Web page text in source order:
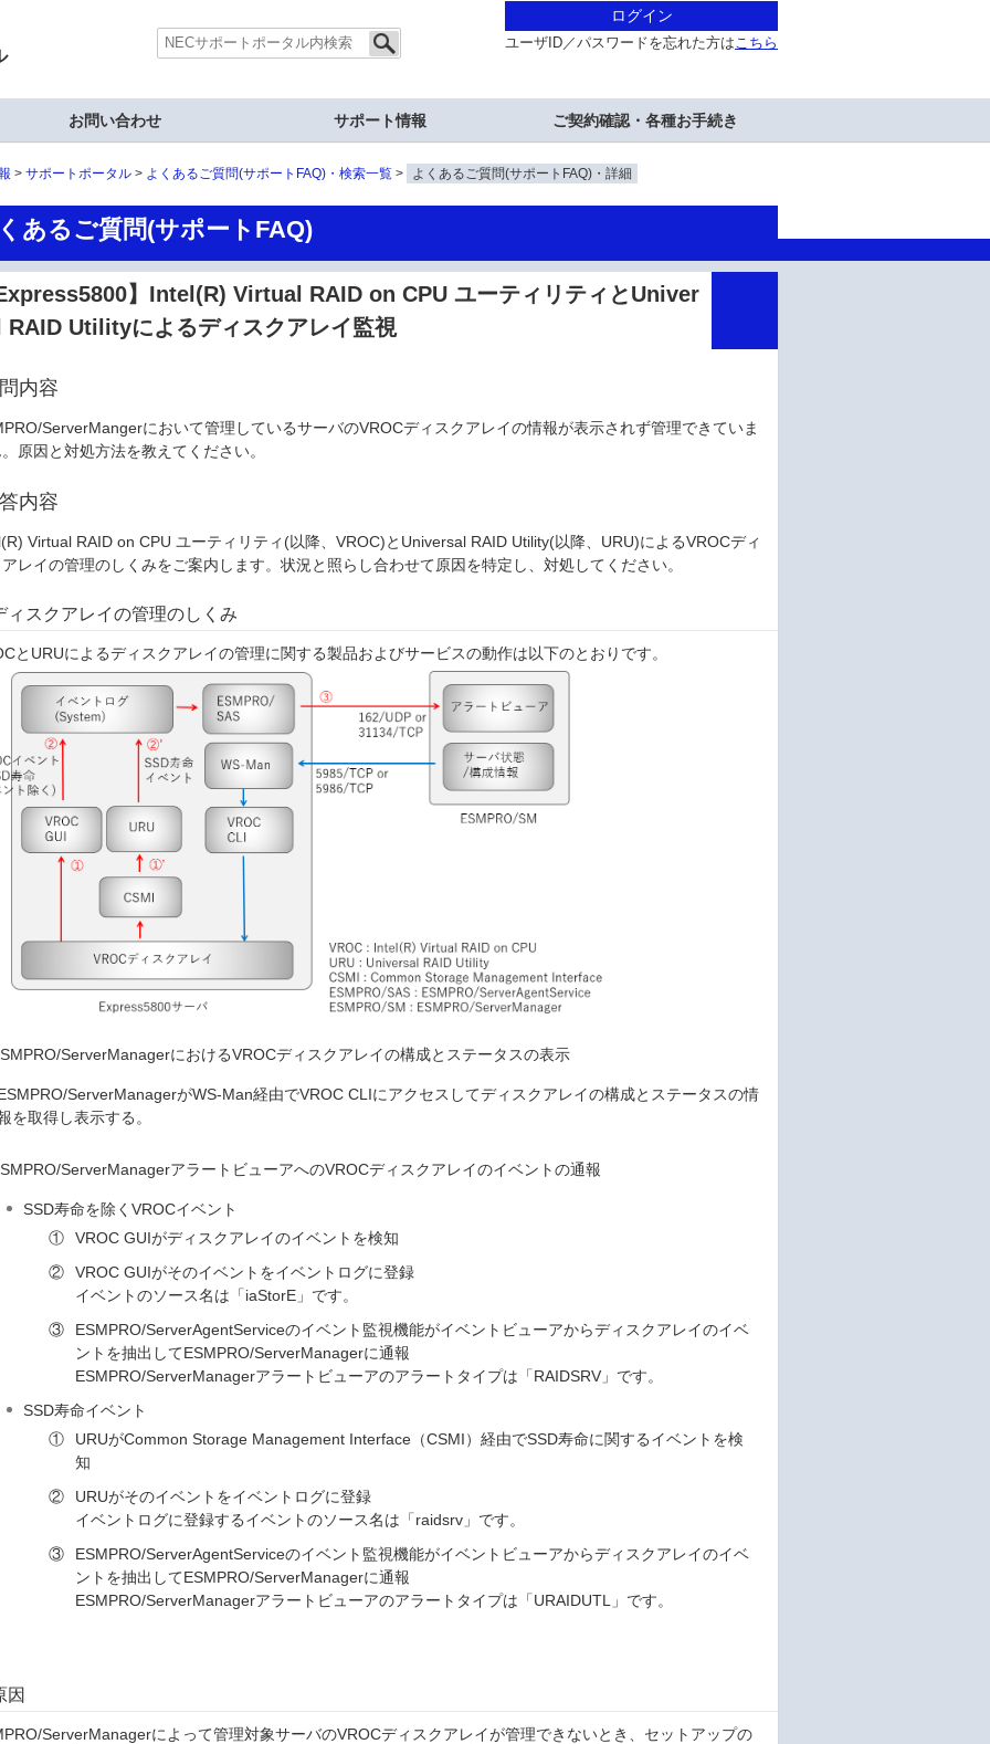
ログイン
ユーザID／パスワードを忘れた方はこちら
お問い合わせ サポート情報 ご契約確認・各種お手続き
サポートポータル よくあるご質問(サポートFAQ)・検索一覧 よくあるご質問(サポートFAQ)・詳細
あるご質問(サポートFAQ)
Express5800】Intel(R) Virtual RAID on CPU ユーティリティとUniver
RAID Utilityによるディスクアレイ監視
内容
ServerMangerにおいて管理しているサーバのVROCディスクアレイの情報が表示されず管理できていま
原因と対処方法を教えてください。
内容
Virtual RAID on CPU ユーティリティ(以降、VROC)とUniversal RAID Utility(以降、URU)によるVROCディ
アレイの管理のしくみをご案内します。状況と照らし合わせて原因を特定し、対処してください。
ィスクアレイの管理のしくみ
とURUによるディスクアレイの管理に関する製品およびサービスの動作は以下のとおりです。
ServerManagerにおけるVROCディスクアレイの構成とステータスの表示
ServerManagerがWS-Man経由でVROC CLIにアクセスしてディスクアレイの構成とステータスの情
を取得し表示する。
ServerManagerアラートビューアへのVROCディスクアレイのイベントの通報
SSD寿命を除くVROCイベント
①
VROC GUIがディスクアレイのイベントを検知
②
VROC GUIがそのイベントをイベントログに登録
イベントのソース名は「iaStorE」です。
③
ESMPRO/ServerAgentServiceのイベント監視機能がイベントビューアからディスクアレイのイベ
ントを抽出してESMPRO/ServerManagerに通報
ESMPRO/ServerManagerアラートビューアのアラートタイプは「RAIDSRV」です。
SSD寿命イベント
①
URUがCommon Storage Management Interface（CSMI）経由でSSD寿命に関するイベントを検
知
②
URUがそのイベントをイベントログに登録
イベントログに登録するイベントのソース名は「raidsrv」です。
③
ESMPRO/ServerAgentServiceのイベント監視機能がイベントビューアからディスクアレイのイベ
ントを抽出してESMPRO/ServerManagerに通報
ESMPRO/ServerManagerアラートビューアのアラートタイプは「URAIDUTL」です。
因
ServerManagerによって管理対象サーバのVROCディスクアレイが管理できないとき、セットアップの